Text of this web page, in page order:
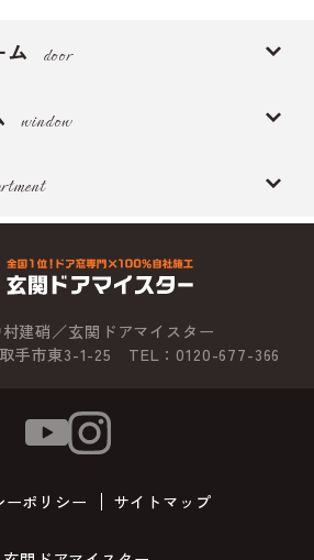
ム door
window
建硝／玄関ドアマイスター
手市東3-1-25 TEL：0120-677-366
ーポリシー サイトマップ